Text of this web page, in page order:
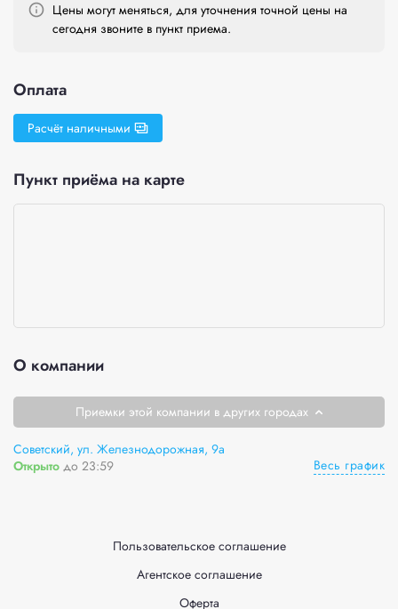
Цены могут меняться, для уточнения точной цены на
сегодня звоните в пункт приема.
Оплата
Расчёт наличными
Пункт приёма на карте
О компании
Приемки этой компании в других городах
Советский, ул. Железнодорожная, 9а
Открыто до 23:59 Весь график
Пользовательское соглашение
Агентское соглашение
Оферта